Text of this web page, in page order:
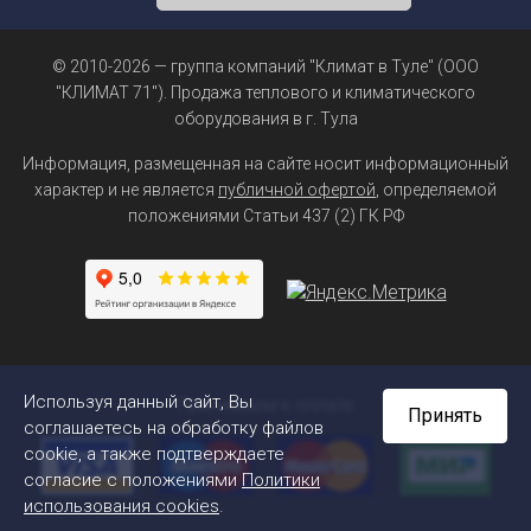
© 2010-2026 — группа компаний "Климат в Туле" (ООО
"КЛИМАТ 71"). Продажа теплового и климатического
оборудования в г. Тула
Информация, размещенная на сайте носит информационный
характер и не является публичной офертой , определяемой
положениями Статьи 437 (2) ГК РФ
Принимаем к оплате
Используя данный сайт, Вы
соглашаетесь на обработку файлов
cookie, а также подтверждаете
согласие с положениями Политики
использования cookies.
Принять